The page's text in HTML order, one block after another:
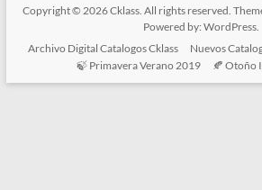
Copyright © 2026Cklass. All rights reserved.
Powered by:WordPress.
Archivo Digital Catalogos Cklass
Nuevos
🍃 Primavera Verano 2019
🍂 Otoño